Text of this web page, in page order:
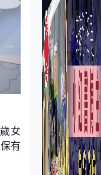
女
有